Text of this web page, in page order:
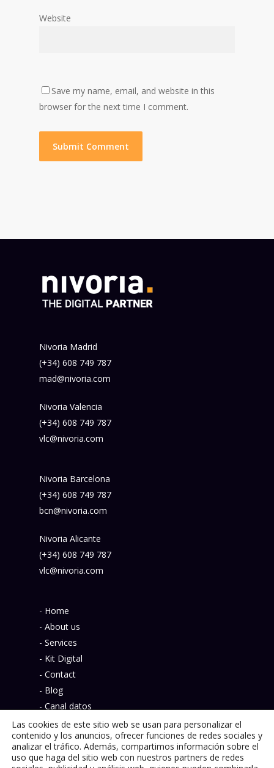
Website
Save my name, email, and website in this
browser for the next time I comment.
Nivoria Madrid
(+34) 608 749 787
mad@nivoria.com
Nivoria Valencia
(+34) 608 749 787
vlc@nivoria.com
Nivoria Barcelona
(+34) 608 749 787
bcn@nivoria.com
Nivoria Alicante
(+34) 608 749 787
vlc@nivoria.com
- Home
- About us
- Services
- Kit Digital
- Contact
- Blog
- Canal datos
- Política de privacidad
Las cookies de este sitio web se usan para personalizar el
contenido y los anuncios, ofrecer funciones de redes sociales y
analizar el tráfico. Además, compartimos información sobre el
uso que haga del sitio web con nuestros partners de redes